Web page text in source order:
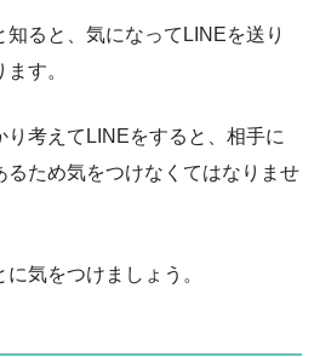
ると、気になってLINEを送り
す。
り考えてLINEをすると、相手に
るため気をつけなくてはなりませ
気をつけましょう。